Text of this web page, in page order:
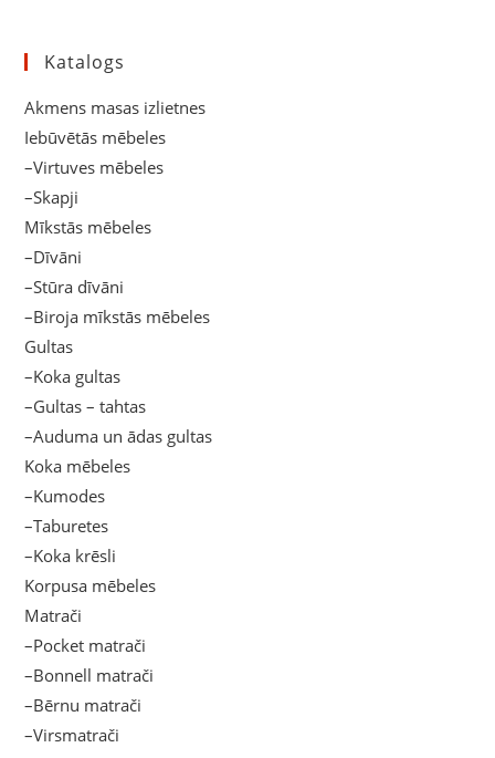
Katalogs
Akmens masas izlietnes
Iebūvētās mēbeles
–Virtuves mēbeles
–Skapji
Mīkstās mēbeles
–Dīvāni
–Stūra dīvāni
–Biroja mīkstās mēbeles
Gultas
–Koka gultas
–Gultas – tahtas
–Auduma un ādas gultas
Koka mēbeles
–Kumodes
–Taburetes
–Koka krēsli
Korpusa mēbeles
Matrači
–Pocket matrači
–Bonnell matrači
–Bērnu matrači
–Virsmatrači